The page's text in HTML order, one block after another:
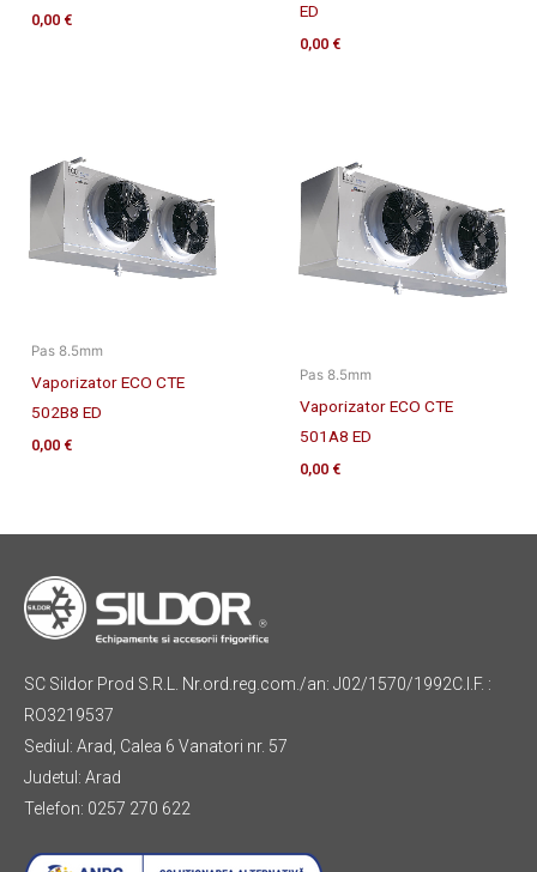
0,00 €
ED
0,00 €
Pas 8.5mm
Vaporizator ECO CTE
502B8 ED
0,00 €
Pas 8.5mm
Vaporizator ECO CTE
501A8 ED
0,00 €
SC Sildor Prod S.R.L. Nr.ord.reg.com./an: J02/1570/1992C.I.F. :
RO3219537
Sediul: Arad, Calea 6 Vanatori nr. 57
Judetul: Arad
Telefon: 0257 270 622